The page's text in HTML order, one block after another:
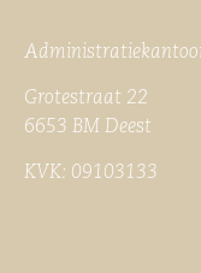
Administratiekantoor
Grotestraat 22
6653 BM
KVK: 09103133